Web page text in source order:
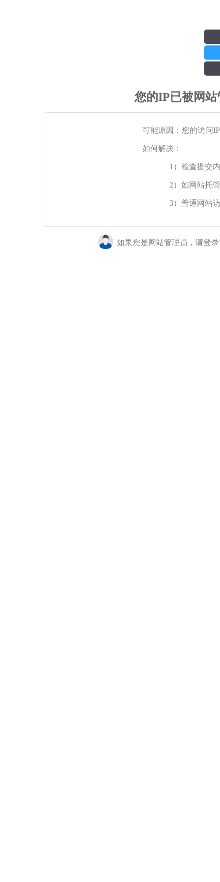
您的IP已被网
可能原因：您的访问
如何解决：
1）检查提交
2）如网站托
3）普通网站
如果您是网站管理员，请登